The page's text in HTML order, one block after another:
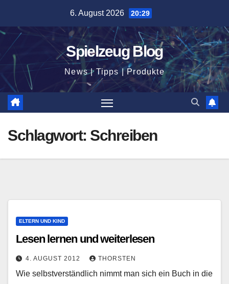
springen
6. August 2026 20:29
Spielzeug Blog
News | Tipps | Produkte
Schlagwort: Schreiben
ELTERN UND KIND
Lesen lernen und weiterlesen
4. AUGUST 2012 THORSTEN
Wie selbstverständlich nimmt man sich ein Buch in die